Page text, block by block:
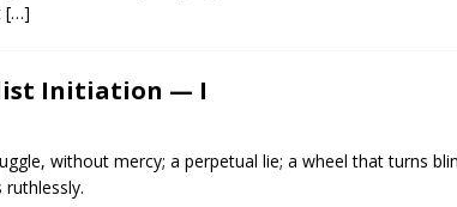
[…]
Initiation — I
without mercy; a perpetual lie; a wheel that turns